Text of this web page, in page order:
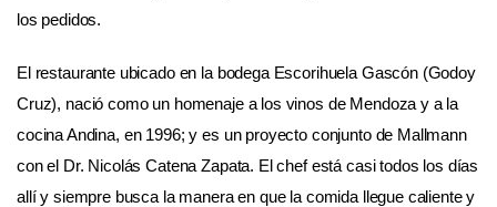
los pedidos.
El restaurante ubicado en la bodega Escorihuela Gascón (Godoy
Cruz), nació como un homenaje a los vinos de Mendoza y a la
cocina Andina, en 1996; y es un proyecto conjunto de Mallmann
con el Dr. Nicolás Catena Zapata. El chef está casi todos los días
allí y siempre busca la manera en que la comida llegue caliente y